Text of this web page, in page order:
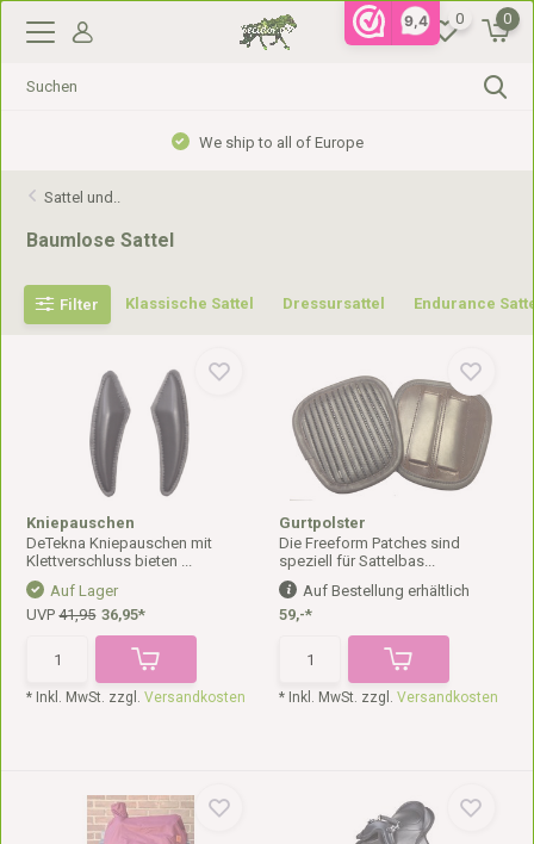
9,4 0 0
Gratis verzending vanaf €99,- in NL, €110,- in BE
Sattel und..
Baumlose Sattel
Filter Klassische Sattel Dressursattel Endurance
Kniepauschen
DeTekna Kniepauschen mit
Klettverschluss bieten ...
Auf Lager
UVP41,95 36,95*
* Inkl. MwSt. zzgl.Versandkosten
Gurtpolster
Die Freeform Patches sind
speziell für Sattelbas...
Auf Bestellung erhältlich
59,-*
* Inkl. MwSt. zzgl. Versandkosten